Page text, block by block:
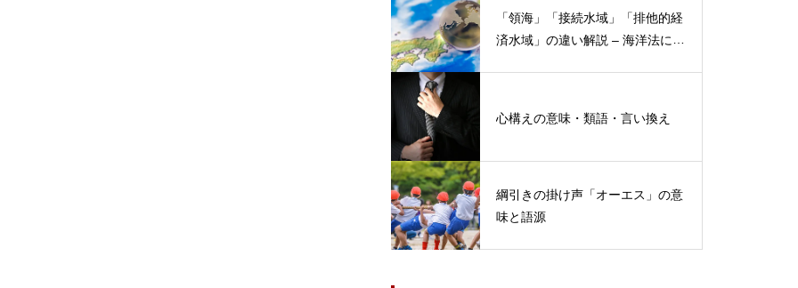
「領海」「接続水域」「排他的経
済水域」の違い解説 – 海洋法にお
心構えの意味・類語・言い換え
綱引きの掛け声「オーエス」の意
味と語源